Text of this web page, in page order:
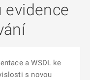
evidence
a WSDL ke
s novou